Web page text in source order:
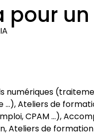
pour
numériques
Ateliers de
CPAM …),
Ateliers de